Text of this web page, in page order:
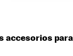
accesorios